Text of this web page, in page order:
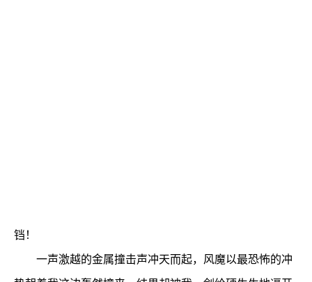
铛！
一声激越的金属撞击声冲天而起，风魔以最恐怖的冲